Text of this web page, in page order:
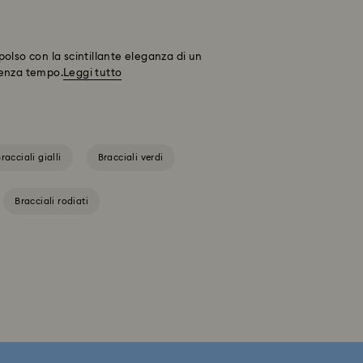
con la scintillante eleganza di un
tempo.Leggi tutto
gialli Bracciali verdi
Bracciali rodiati